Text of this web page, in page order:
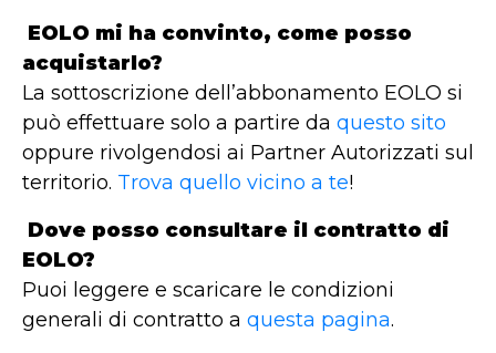
EOLO mi ha convinto, come posso
acquistarlo?
La sottoscrizione dell’abbonamento EOLO si
può effettuare solo a partire da questo sito
oppure rivolgendosi ai Partner Autorizzati sul
territorio. Trova quello vicino a te!
Dove posso consultare il contratto di
EOLO?
Puoi leggere e scaricare le condizioni
generali di contratto a questa pagina.